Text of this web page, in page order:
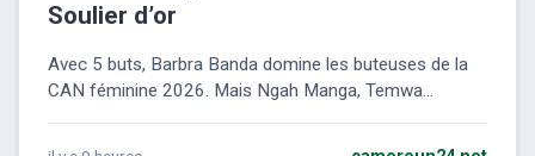
Soulier d’or
Avec 5 buts, Barbra Banda domine les buteuses de la
CAN féminine 2026. Mais Ngah Manga, Temwa...